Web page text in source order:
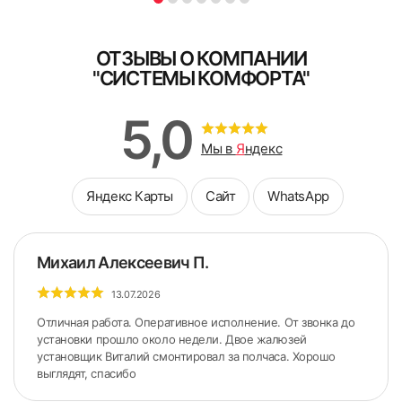
ОТЗЫВЫ О КОМПАНИИ
"СИСТЕМЫ КОМФОРТА"
5,0 Мы в Яндекс
Яндекс Карты Сайт WhatsApp
Михаил Алексеевич П.
13.07.2026
Отличная работа. Оперативное исполнение. От звонка до
установки прошло около недели. Двое жалюзей
установщик Виталий смонтировал за полчаса. Хорошо
выглядят, спасибо